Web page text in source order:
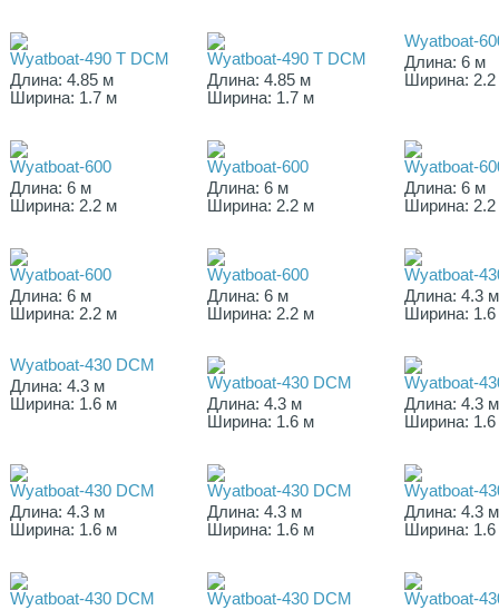
Wyatboat-490 Т DCМ
Длина: 4.85 м
Ширина: 1.7 м
Wyatboat-490 Т DCМ
Длина: 4.85 м
Ширина: 1.7 м
Wyatboat-
Длина: 6 м
Ширина:
Wyatboat-600
Длина: 6 м
Ширина: 2.2 м
Wyatboat-600
Длина: 6 м
Ширина: 2.2 м
Wyatboat-
Длина: 6 м
Ширина:
Wyatboat-600
Длина: 6 м
Ширина: 2.2 м
Wyatboat-600
Длина: 6 м
Ширина: 2.2 м
Wyatboat-
Длина: 4.3 м
Ширина:
Wyatboat-430 DCМ
Длина: 4.3 м
Ширина: 1.6 м
Wyatboat-430 DCМ
Длина: 4.3 м
Ширина: 1.6 м
Wyatboat-
Длина: 4.3 м
Ширина:
Wyatboat-430 DCМ
Длина: 4.3 м
Ширина: 1.6 м
Wyatboat-430 DCМ
Длина: 4.3 м
Ширина: 1.6 м
Wyatboat-
Длина: 4.3 м
Ширина:
Wyatboat-430 DCМ
Wyatboat-430 DCМ
Wyatboat-